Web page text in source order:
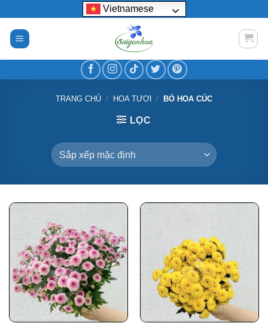
nội
dung
Vietnamese
TRANG CHỦ / HOA TƯƠI / BÓ HOA CÚC
LỌC